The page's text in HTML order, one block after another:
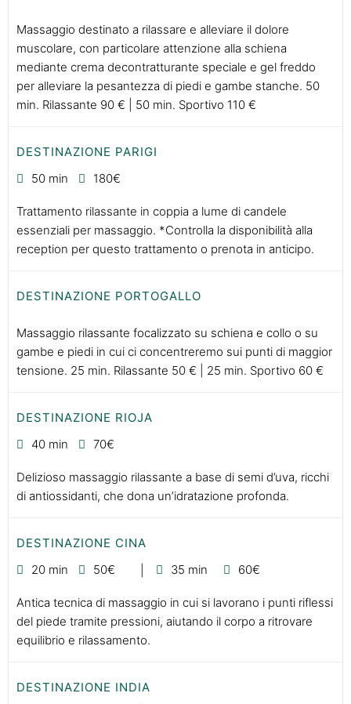
Massaggio destinato a rilassare e alleviare il dolore
muscolare, con particolare attenzione alla schiena
mediante crema decontratturante speciale e gel freddo
per alleviare la pesantezza di piedi e gambe stanche. 50
min. Rilassante 90 € | 50 min. Sportivo 110 €
DESTINAZIONE PARIGI
50 min
180€
Trattamento rilassante in coppia a lume di candele
essenziali per massaggio. *Controlla la disponibilità alla
reception per questo trattamento o prenota in anticipo.
DESTINAZIONE PORTOGALLO
Massaggio rilassante focalizzato su schiena e collo o su
gambe e piedi in cui ci concentreremo sui punti di maggior
tensione. 25 min. Rilassante 50 € | 25 min. Sportivo 60 €
DESTINAZIONE RIOJA
40 min
70€
Delizioso massaggio rilassante a base di semi d’uva, ricchi
di antiossidanti, che dona un’idratazione profonda.
DESTINAZIONE CINA
20 min
50€ 35 min 60€
Antica tecnica di massaggio in cui si lavorano i punti riflessi
del piede tramite pressioni, aiutando il corpo a ritrovare
equilibrio e rilassamento.
DESTINAZIONE INDIA